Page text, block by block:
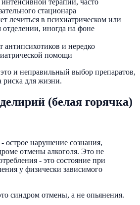
стационара
лечиться в психиатрическом или
отделении, иногда на фоне
антипсихотиков и нередко
помощи
и неправильный выбор препаратов,
риска для жизни.
(белая горячка)
острое нарушение сознания,
отмены алкоголя. Это не
- это состояние при
у физически зависимого
синдром отмены, а не опьянения.